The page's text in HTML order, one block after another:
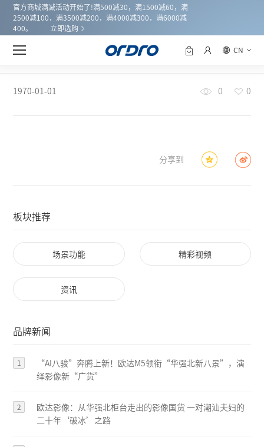
官方商城满减活动开始了!满500减30，满1500减60，满
2500减100，满3500减200，满4000减300，满6000减
400。
立即选购
CN
首页
1970-01-01 0 0
分享到
板块推荐
场景功能 精彩视频
资讯
品牌新闻
1
“AI八骏”奔腾上新！欧达M5领衔“华强北新八景”，演
绎影像新“广货”
2
欧达影像：从华强北柜台走出的影像国货 一对潮汕夫妇的
二十年‘破冰’之路